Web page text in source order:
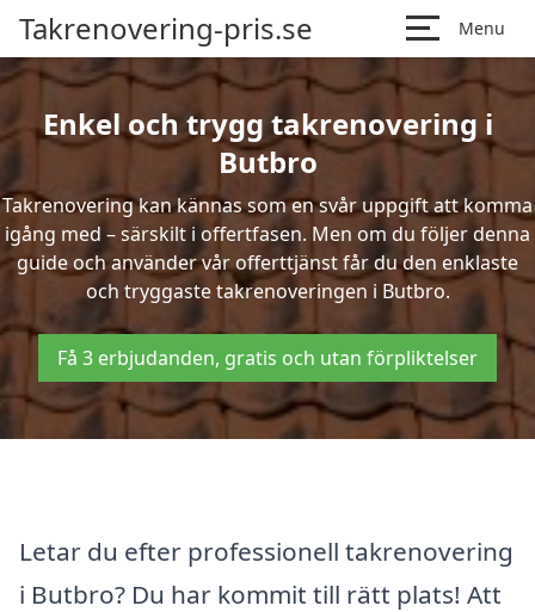
Takrenovering-pris.se Menu
Enkel och trygg takrenovering i
Butbro
Takrenovering kan kännas som en svår uppgift att komma
igång med – särskilt i offertfasen. Men om du följer denna
guide och använder vår offerttjänst får du den enklaste
och tryggaste takrenoveringen i Butbro.
Få 3 erbjudanden, gratis och utan förpliktelser
Letar du efter professionell takrenovering
i Butbro? Du har kommit till rätt plats! Att